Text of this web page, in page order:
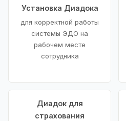
Установка Диадока
для корректной работы
системы ЭДО на
рабочем месте
сотрудника
Диадок для
страхования